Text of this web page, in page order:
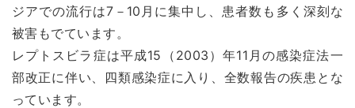
ジアでの流行は7－10月に集中し、患者数も多く深刻な
被害もでています。
レプトスビラ症は平成15（2003）年11月の感染症法一
部改正に伴い、四類感染症に入り、全数報告の疾患とな
っています。